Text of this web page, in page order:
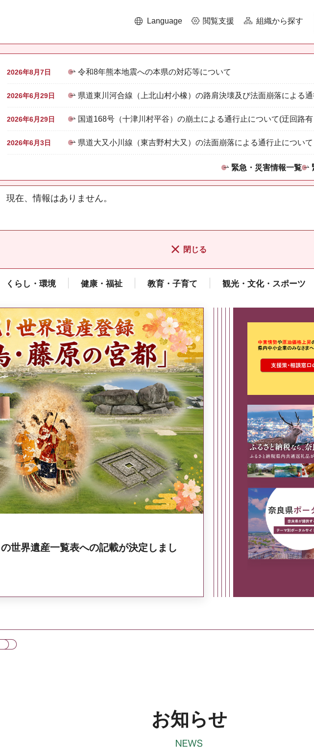
Language 閲覧支援 組織から探す
2026年8月7日 令和8年熊本地震への本県の対応等について
2026年6月29日 県道東川河合線（上北山村小橡）の路肩決壊及び法面崩落による
2026年6月29日 国道168号（十津川村平谷）の崩土による通行止について(迂回路
2026年6月3日 県道大又小川線（東吉野村大又）の法面崩落による通行止について
緊急・災害情報一覧
現在、情報はありません。
閉じる
くらし・環境 健康・福祉 教育・子育て 観光・文化・スポーツ
の世界遺産一覧表への記載が決定しまし
ここから最大3
県広報誌「県民だより奈良」
2026年8月号
奈良県政策集
お知らせ